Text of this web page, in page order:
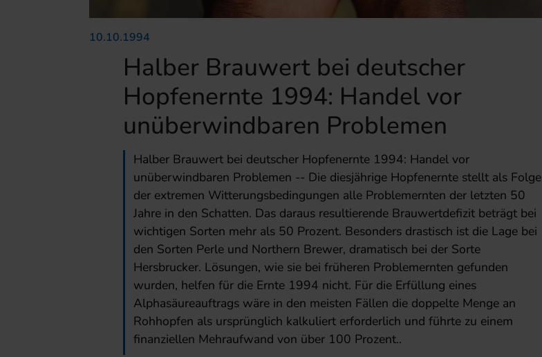
10.10.1994
Halber Brauwert bei deutscher
Hopfenernte 1994: Handel vor
unüberwindbaren Problemen
Halber Brauwert bei deutscher Hopfenernte 1994: Handel vor
unüberwindbaren Problemen -- Die diesjährige Hopfenernte stellt als Folge
der extremen Witterungsbedingungen alle Problemernten der letzten 50
Jahre in den Schatten. Das daraus resultierende Brauwertdefizit beträgt bei
wichtigen Sorten mehr als 50 Prozent. Besonders drastisch ist die Lage bei
den Sorten Perle und Northern Brewer, dramatisch bei der Sorte
Hersbrucker. Lösungen, wie sie bei früheren Problemernten gefunden
wurden, helfen für die Ernte 1994 nicht. Für die Erfüllung eines
Alphasäureauftrags wäre in den meisten Fällen die doppelte Menge an
Rohhopfen als ursprünglich kalkuliert erforderlich und führte zu einem
finanziellen Mehraufwand von über 100 Prozent..